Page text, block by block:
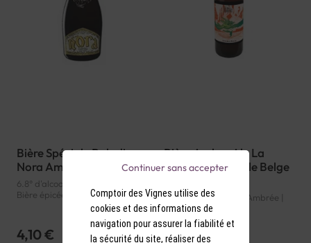
Bière Spéciale Baladin
Nora Ambrée 6.8°
6.8° d'alcool | Italie | Ambrée |
Bière épicée
4,10 €
Bière Amber Ale La
Debauche Double Belge
7° d'alcool | France | Ambrée |
Double Belge
6,90 €
Comptoir des Vignes utilise des
cookies et des informations de
navigation pour assurer la fiabilité et
la sécurité du site, réaliser des
Continuer sans accepter